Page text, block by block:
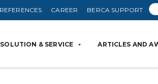
CAREER BERCA SUPPORT
SOLUTION & SERVICE ARTICLES AND